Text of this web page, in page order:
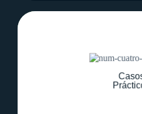
Examinar ejemplos
de propaganda y su
la seguridad y